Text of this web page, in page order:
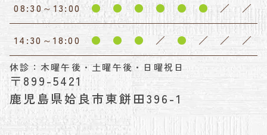
08:30～13:00 ● ● ● ● ● ● ／ ／
14:30～18:00 ● ● ● ／ ● ／ ／ ／
休診：木曜午後・土曜午後・日曜祝日
〒899-5421
鹿児島県姶良市東餅田396-1